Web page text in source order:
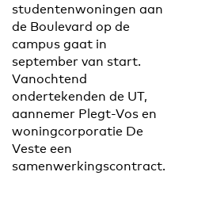
studentenwoningen aan
de Boulevard op de
campus gaat in
september van start.
Vanochtend
ondertekenden de UT,
aannemer Plegt-Vos en
woningcorporatie De
Veste een
samenwerkingscontract.